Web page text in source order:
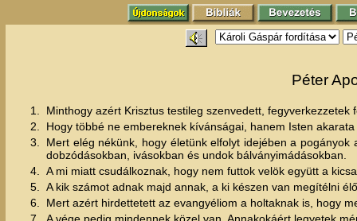
Péter
1.
Minthogy azért Krisztus testileg szenvedett,
2.
Hogy többé ne embereknek kívánságai, hanem Isten
3.
Mert elég nékünk, hogy életünk elfolyt idejében a
dobzódásokban, ivásokban és undok bálványimádásokban.
4.
A mi miatt csudálkoznak, hogy nem futtok velök együtt a
5.
A kik számot adnak majd annak, a ki készen van megítélni
6.
Mert azért hirdettetett az evangyéliom a holtaknak is, hogy